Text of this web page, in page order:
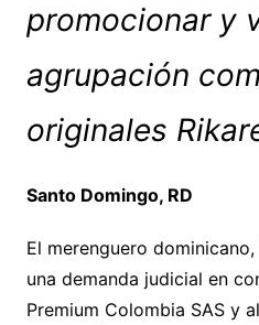
promocionar y
agrupación
originales
Santo Domingo, RD
El merenguero dominicano,
una demanda judicial en
Premium Colombia SAS y